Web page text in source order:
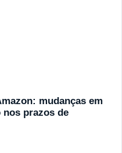
mudanças em
nos prazos de